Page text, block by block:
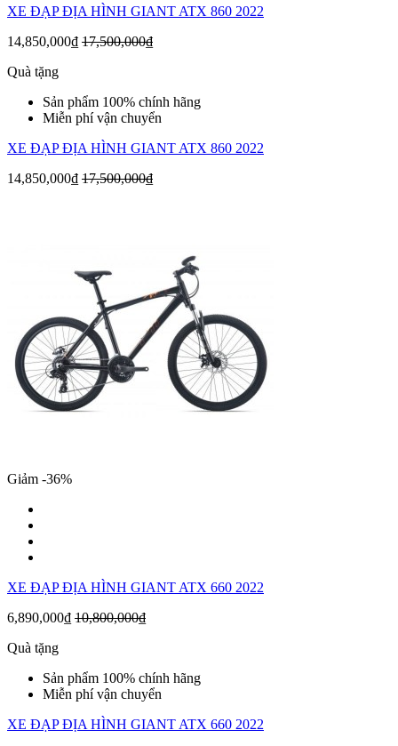
XE ĐẠP ĐỊA HÌNH GIANT ATX 860 2022
14,850,000₫ 17,500,000₫
Quà tặng
Sản phẩm 100% chính hãng
Miễn phí vận chuyển
XE ĐẠP ĐỊA HÌNH GIANT ATX 860 2022
14,850,000₫ 17,500,000₫
Giảm -36%
XE ĐẠP ĐỊA HÌNH GIANT ATX 660 2022
6,890,000₫ 10,800,000₫
Quà tặng
Sản phẩm 100% chính hãng
Miễn phí vận chuyển
XE ĐẠP ĐỊA HÌNH GIANT ATX 660 2022